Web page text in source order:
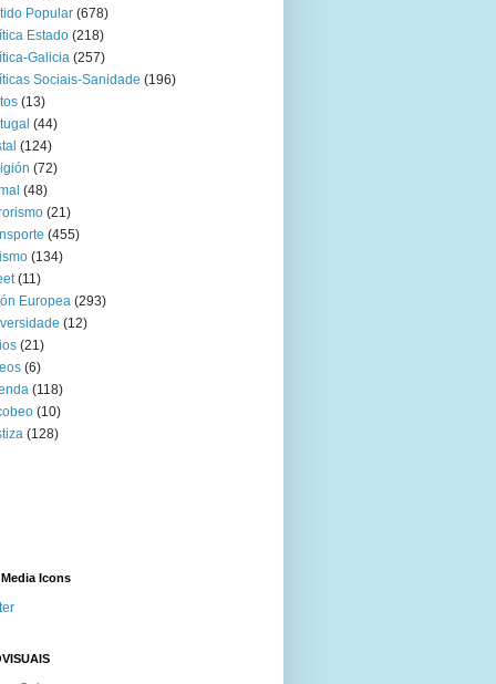
Popular (678)
Estado (218)
Galicia (257)
Sociais-Sanidade (196)
(13)
(44)
(124)
(72)
(48)
(21)
(455)
(134)
(11)
Europea (293)
(12)
(21)
(6)
(118)
(10)
(128)
Icons